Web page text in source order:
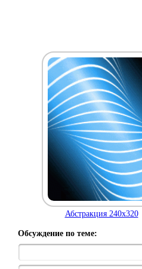
Абстракция 240х320
Обсуждение по теме: